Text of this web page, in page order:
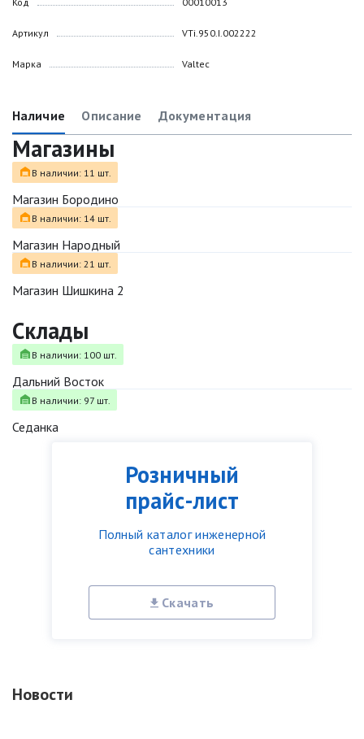
Розничный
прайс-лист
Полный каталог инженерной
сантехники
Скачать
Новости
Артикул
Марка
VTi.950.I.002222
Valtec
Наличие Описание Документация
Магазины
В наличии: 11 шт.
Магазин Бородино
В наличии: 14 шт.
Магазин Народный
В наличии: 21 шт.
Магазин Шишкина 2
Склады
В наличии: 100 шт.
Дальний Восток
В наличии: 97 шт.
Седанка